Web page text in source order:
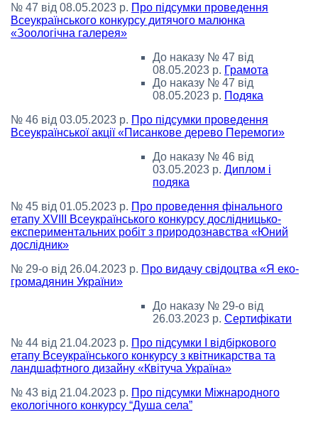
№ 47 від 08.05.2023 р. Про підсумки проведення
Всеукраїнського конкурсу дитячого малюнка
«Зоологічна галерея»
До наказу № 47 від
08.05.2023 р. Грамота
До наказу № 47 від
08.05.2023 р. Подяка
№ 46 від 03.05.2023 р. Про підсумки проведення
Всеукраїнської акції «Писанкове дерево Перемоги»
До наказу № 46 від
03.05.2023 р. Диплом і
подяка
№ 45 від 01.05.2023 р. Про проведення фінального
етапу XVIII Всеукраїнського конкурсу дослідницько-
експериментальних робіт з природознавства «Юний
дослідник»
№ 29-о від 26.04.2023 р. Про видачу свідоцтва «Я еко-
громадянин України»
До наказу № 29-o від
26.03.2023 р. Сертифікати
№ 44 від 21.04.2023 р. Про підсумки І відбіркового
етапу Всеукраїнського конкурсу з квітникарства та
ландшафтного дизайну «Квітуча Україна»
№ 43 від 21.04.2023 р. Про підсумки Міжнародного
екологічного конкурсу “Душа села”